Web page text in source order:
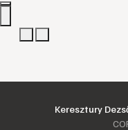
Keresztury